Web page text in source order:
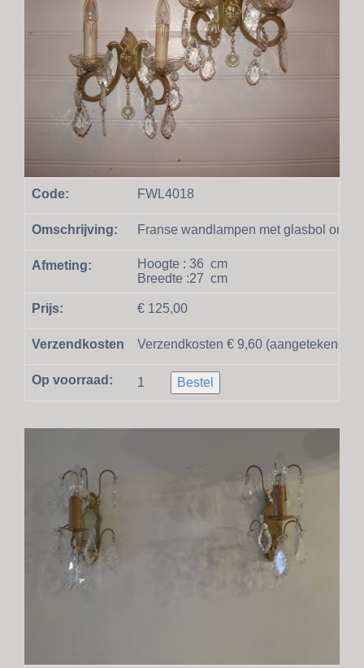
Code: FWL4018
Omschrijving: Franse wandlampen met glasbol onder
Afmeting: Hoogte : 36 cm
Breedte :27 cm
Prijs: € 125,00
Verzendkosten Verzendkosten € 9,60 (aangetekend
Op voorraad: 1 Bestel